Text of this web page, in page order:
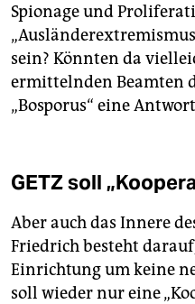
Spionage und
sein? Könnten da
ermittelnden Beamten
„Bosporus“ eine
GETZ soll
Aber auch das Innere
Friedrich besteht
Einrichtung um keine
soll wieder nur eine